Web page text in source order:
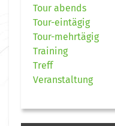
Tour abends
Tour-eintägig
Tour-mehrtägig
Training
Treff
Veranstaltung